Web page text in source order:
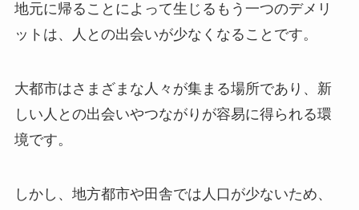
地元に帰ることによって生じるもう一つのデメリ
ットは、人との出会いが少なくなることです。
大都市はさまざまな人々が集まる場所であり、新
しい人との出会いやつながりが容易に得られる環
境です。
しかし、地方都市や田舎では人口が少ないため、